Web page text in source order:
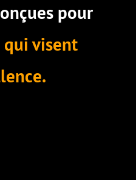
pour
qui visent